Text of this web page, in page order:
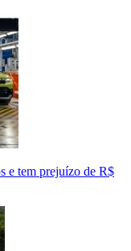
e tem prejuízo de R$